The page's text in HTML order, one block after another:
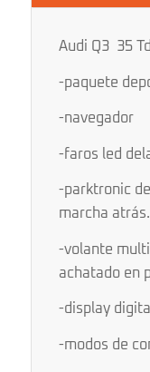
Audi Q3 35
-paquete
-navegador
-faros led
-parktronic
marcha atrás.
-volante
achatado en
-display
-modos de